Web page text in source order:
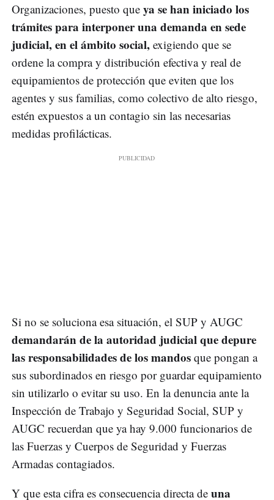
Organizaciones, puesto que ya se han iniciado los
trámites para interponer una demanda en sede
judicial, en el ámbito social, exigiendo que se
ordene la compra y distribución efectiva y real de
equipamientos de protección que eviten que los
agentes y sus familias, como colectivo de alto riesgo,
estén expuestos a un contagio sin las necesarias
medidas profilácticas.
Si no se soluciona esa situación, el SUP y AUGC
demandarán de la autoridad judicial que depure
las responsabilidades de los mandos que pongan a
sus subordinados en riesgo por guardar equipamiento
sin utilizarlo o evitar su uso. En la denuncia ante la
Inspección de Trabajo y Seguridad Social, SUP y
AUGC recuerdan que ya hay 9.000 funcionarios de
las Fuerzas y Cuerpos de Seguridad y Fuerzas
Armadas contagiados.
Y que esta cifra es consecuencia directa de una